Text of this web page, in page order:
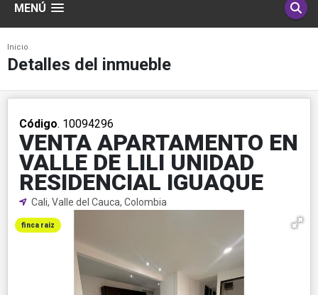
MENÚ
Inicio
Detalles del inmueble
Código. 10094296
VENTA APARTAMENTO EN
VALLE DE LILI UNIDAD
RESIDENCIAL IGUAQUE
Cali, Valle del Cauca, Colombia
finca raiz